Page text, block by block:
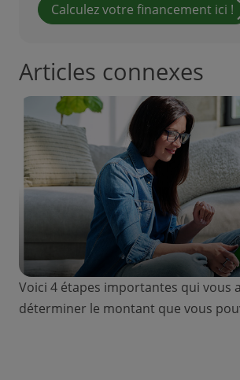
Calculez votre financement ici !
Articles connexes
Voici 4 étapes importantes qui vous
déterminer le montant que vous